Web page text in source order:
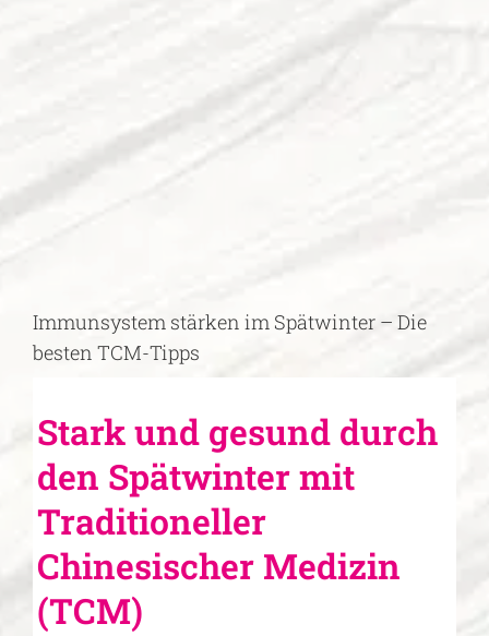
Immunsystem stärken im Spätwinter – Die
besten TCM-Tipps
Stark und gesund durch
den Spätwinter mit
Traditioneller
Chinesischer Medizin
(TCM)